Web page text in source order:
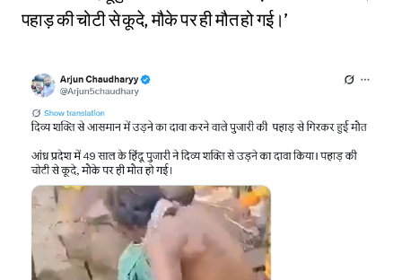
पहाड़ की चोटी से कूदे, मौके पर ही मौत हो गई।’